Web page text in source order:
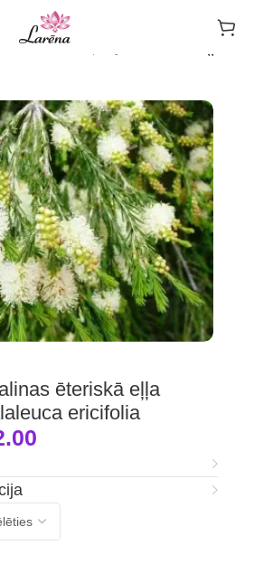
un sadzīves ķīmija
ēteriskā eļļa
ericifolia